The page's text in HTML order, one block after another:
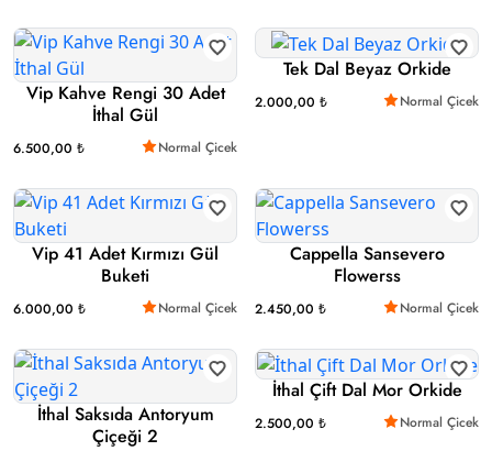
Vip Kahve Rengi 30 Adet
İthal Gül
6.500,00 ₺ Normal Çicek
Tek Dal Beyaz Orkide
2.000,00 ₺ Normal Çicek
Vip 41 Adet Kırmızı Gül
Buketi
6.000,00 ₺ Normal Çicek
Cappella Sansevero
Flowerss
2.450,00 ₺ Normal Çicek
İthal Saksıda Antoryum
Çiçeği 2
İthal Çift Dal Mor Orkide
2.500,00 ₺ Normal Çicek